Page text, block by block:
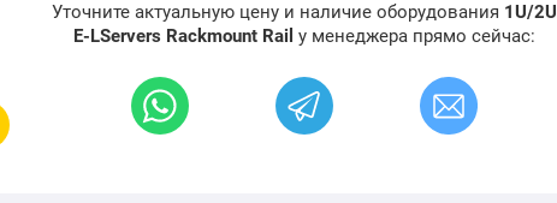
Уточните актуальную цену и наличие оборудования 1U/2U
E-LServers Rackmount Rail у менеджера прямо сейчас: